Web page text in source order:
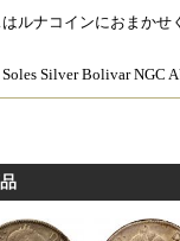
ルナコインにおまか
Silver Bolivar NGC